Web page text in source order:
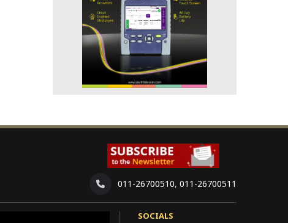
011-26700510, 011-26700511
SOCIALS